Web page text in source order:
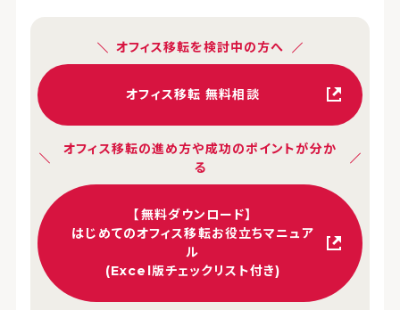
オフィス移転を検討中の方へ
オフィス移転 無料相談
オフィス移転の進め方や成功のポイントが分か
る
【無料ダウンロード】
はじめてのオフィス移転お役立ちマニュア
ル
(Excel版チェックリスト付き)